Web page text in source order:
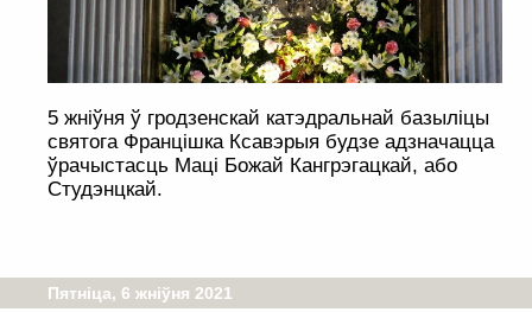
5 жніўня ў гродзенскай катэдральнай базыліцы
святога Францішка Ксавэрыя будзе адзначацца
ўрачыстасць Маці Божай Кангрэгацкай, або
Студэнцкай.
Пятніца, 6 жніўня 2021